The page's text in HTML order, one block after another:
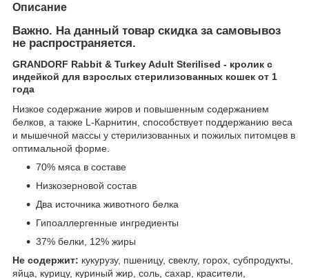
Описание
Важно. На данный товар скидка за самовывоз
не распространяется.
GRANDORF Rabbit & Turkey Adult Sterilised - кролик с
индейкой для взрослых стерилизованных кошек от 1
года
Низкое содержание жиров и повышенным содержанием
белков, а также L-Карнитин, способствует поддержанию веса
и мышечной массы у стерилизованных и пожилых питомцев в
оптимальной форме.
70% мяса в составе
Низкозерновой состав
Два источника животного белка
Гипоаллергенные ингредиенты
37% белки, 12% жиры
Не содержит: кукурузу, пшеницу, свеклу, горох, субпродукты,
яйца, курицу, куриный жир, соль, сахар, красители,